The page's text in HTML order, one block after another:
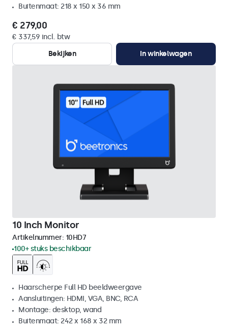
Buitenmaat: 218 x 150 x 36 mm
€ 279,00
€ 337,59 incl. btw
Bekijken
In winkelwagen
10 Inch Monitor
Artikelnummer: 10HD7
100+ stuks beschikbaar
Haarscherpe Full HD beeldweergave
Aansluitingen: HDMI, VGA, BNC, RCA
Montage: desktop, wand
Buitenmaat: 242 x 168 x 32 mm